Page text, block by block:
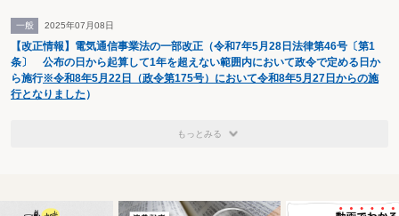
一般 2025年07月08日
【改正情報】電気通信事業法の一部改正（令和7年5月28日法律第46号〔第1
条〕 公布の日から起算して1年を超えない範囲内において政令で定める日か
ら施行※令和8年5月22日（政令第175号）において令和8年5月27日からの施
行となりました ）
もっとみる